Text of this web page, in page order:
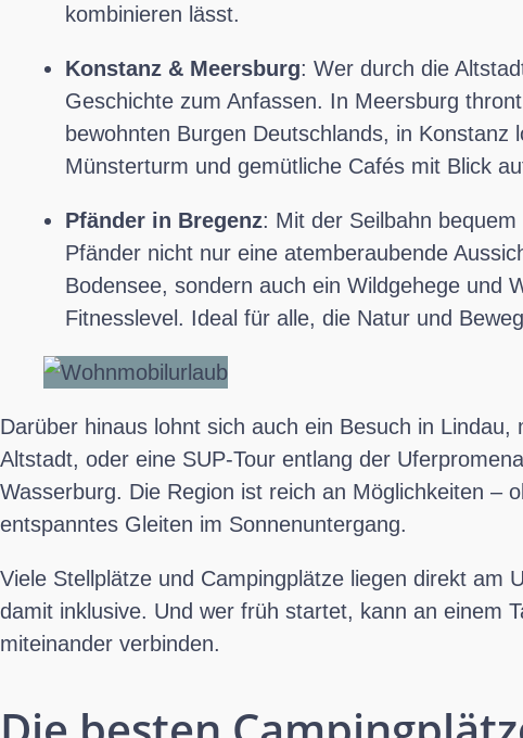
kombinieren lässt.
Konstanz & Meersburg: Wer durch die
Geschichte zum Anfassen. In Meersburg
bewohnten Burgen Deutschlands, in Konstanz
Münsterturm und gemütliche Cafés mit Blick
Pfänder in Bregenz: Mit der Seilbahn
Pfänder nicht nur eine atemberaubende
Bodensee, sondern auch ein Wildgehege und
Fitnesslevel. Ideal für alle, die Natur und
Darüber hinaus lohnt sich auch ein Besuch in Lindau,
Altstadt, oder eine SUP-Tour entlang der
Wasserburg. Die Region ist reich an Möglichkeiten –
entspanntes Gleiten im Sonnenuntergang.
Viele Stellplätze und Campingplätze liegen direkt am
damit inklusive. Und wer früh startet, kann an einem
miteinander verbinden.